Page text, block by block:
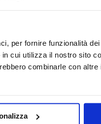
per fornire funzionalità
cui utilizza il nostro sito
combinarle con